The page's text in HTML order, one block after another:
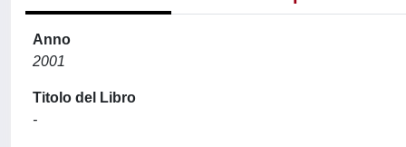
Anno
2001
Titolo del Libro
-